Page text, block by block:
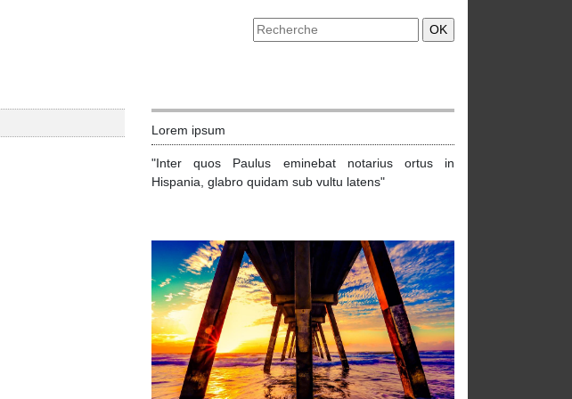
Lorem ipsum
"Inter quos Paulus eminebat notarius ortus in
Hispania, glabro quidam sub vultu latens"